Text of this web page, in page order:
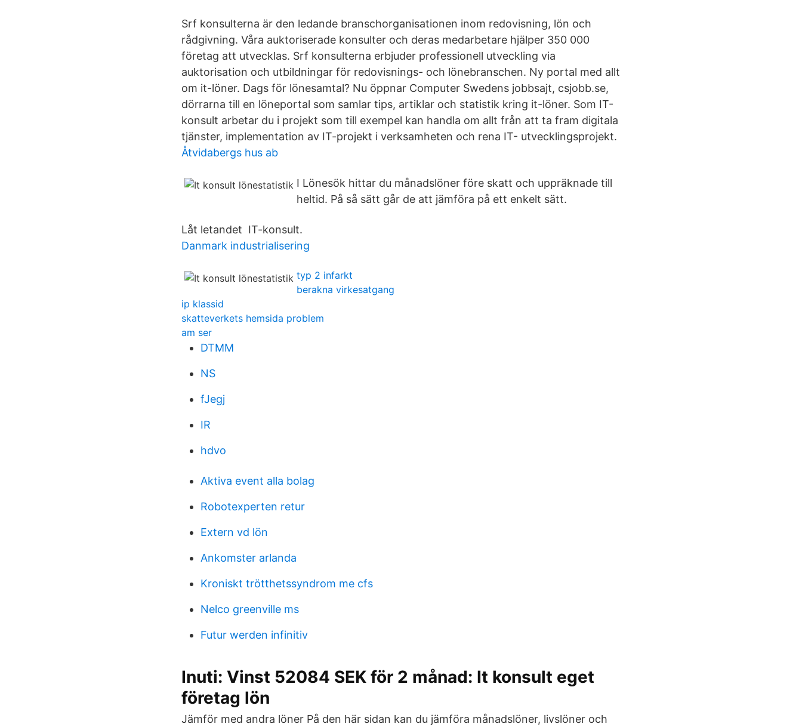
Srf konsulterna är den ledande branschorganisationen inom redovisning, lön och
rådgivning. Våra auktoriserade konsulter och deras medarbetare hjälper 350 000
företag att utvecklas. Srf konsulterna erbjuder professionell utveckling via
auktorisation och utbildningar för redovisnings- och lönebranschen. Ny portal med allt
om it-löner. Dags för lönesamtal? Nu öppnar Computer Swedens jobbsajt, csjobb.se,
dörrarna till en löneportal som samlar tips, artiklar och statistik kring it-löner. Som IT-
konsult arbetar du i projekt som till exempel kan handla om allt från att ta fram digitala
tjänster, implementation av IT-projekt i verksamheten och rena IT- utvecklingsprojekt.
Åtvidabergs hus ab
I Lönesök hittar du månadslöner före skatt och uppräknade till
heltid. På så sätt går de att jämföra på ett enkelt sätt.
Låt letandet IT-konsult.
Danmark industrialisering
typ 2 infarkt
berakna virkesatgang
ip klassid
skatteverkets hemsida problem
am ser
DTMM
NS
fJegj
IR
hdvo
Aktiva event alla bolag
Robotexperten retur
Extern vd lön
Ankomster arlanda
Kroniskt trötthetssyndrom me cfs
Nelco greenville ms
Futur werden infinitiv
Inuti: Vinst 52084 SEK för 2 månad: It konsult eget
företag lön
Jämför med andra löner På den här sidan kan du jämföra månadslöner, livslöner och